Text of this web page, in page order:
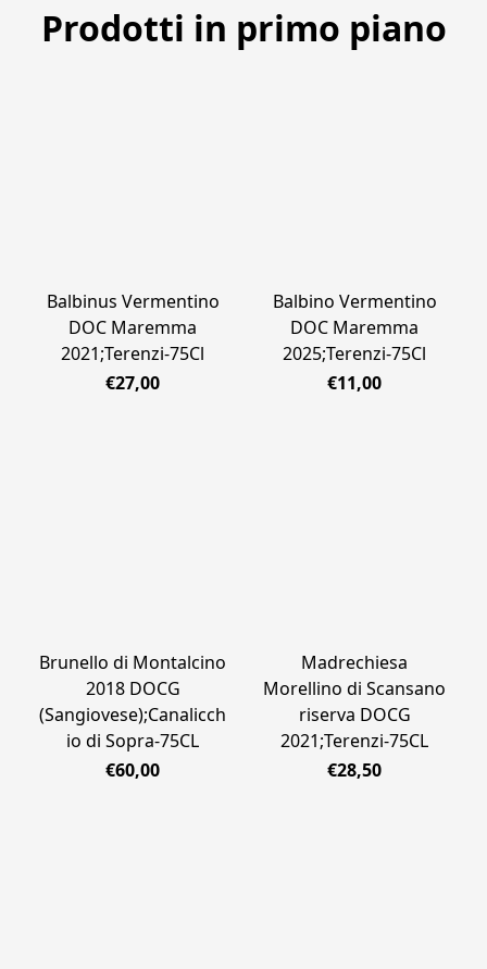
Prodotti in primo piano
Balbinus Vermentino
DOC Maremma
2021;Terenzi-75Cl
€27,00
Balbino Vermentino
DOC Maremma
2025;Terenzi-75Cl
€11,00
Brunello di Montalcino
2018 DOCG
(Sangiovese);Canalicch
io di Sopra-75CL
€60,00
Madrechiesa
Morellino di Scansano
riserva DOCG
2021;Terenzi-75CL
€28,50